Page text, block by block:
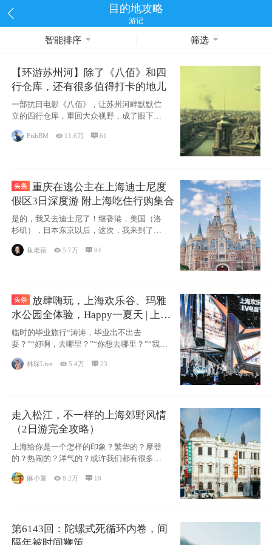
目的地攻略
游记
智能排序 筛选
【环游苏州河】除了《八佰》和四
行仓库，还有很多值得打卡的地儿
一部抗日电影《八佰》，让苏州河畔默默伫
立的四行仓库，重回大众视野，成了眼下热
门的打卡地，连带着苏州河
FishBM  11.6万 61
重庆在逃公主在上海迪士尼度
假区3日深度游 附上海吃住行购集合
是的，我又去迪士尼了！继香港，美国（洛
杉矶），日本东京以后，这次，我来到了上
鱼老蓓  5.7万 84
放肆嗨玩，上海欢乐谷、玛雅
水公园全体验，Happy一夏天 | 上海
佘山验客
临时的毕业旅行“涛涛，毕业出不出去
耍？”“好啊，去哪里？”“你想去哪里？”“我想
玩点
林琛Live 5.4万 23
走入松江，不一样的上海郊野风情
（2日游完全攻略）
上海给你是一个怎样的印象？繁华的？摩登
的？热闹的？洋气的？或许我们都有很多形
麻小薯 8.2万  18
第6143回：陀螺式死循环内卷，间